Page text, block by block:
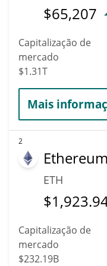
$65,207
Capitalização de
mercado
$1.31T
Mais
2
Ethereum
ETH
$
Capitalização de
mercado
$232.19B